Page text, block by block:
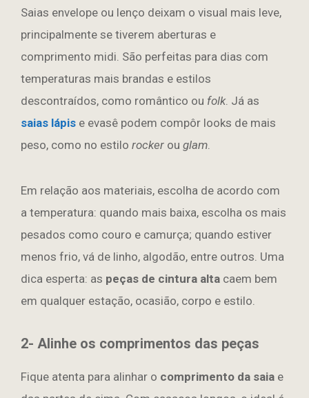
Saias envelope ou lenço deixam o visual mais leve,
principalmente se tiverem aberturas e
comprimento midi. São perfeitas para dias com
temperaturas mais brandas e estilos
descontraídos, como romântico ou folk. Já as
saias lápis e evasê podem compôr looks de mais
peso, como no estilo rocker ou glam.
Em relação aos materiais, escolha de acordo com
a temperatura: quando mais baixa, escolha os mais
pesados como couro e camurça; quando estiver
menos frio, vá de linho, algodão, entre outros. Uma
dica esperta: as peças de cintura alta caem bem
em qualquer estação, ocasião, corpo e estilo.
2- Alinhe os comprimentos das peças
Fique atenta para alinhar o comprimento da saia e